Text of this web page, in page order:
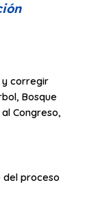
y corregir
Bosque
Congreso,
del proceso